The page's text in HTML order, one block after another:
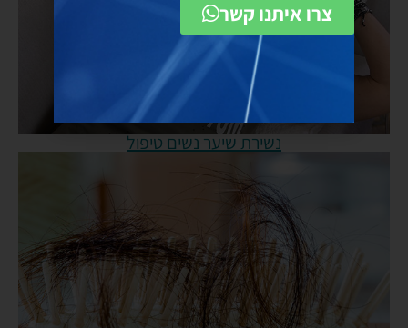
נשירת שיער נשים טיפול
צרו איתנו קשר